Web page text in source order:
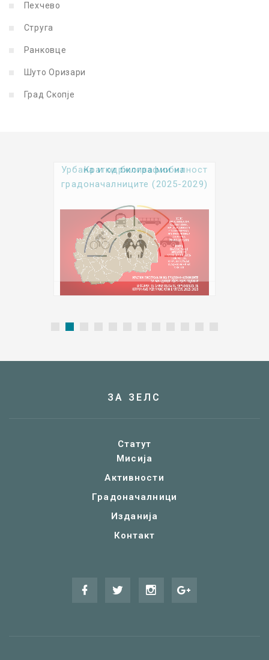
Пехчево
Струга
Ранковце
Шуто Оризари
Град Скопје
Урбана и одржлива мобилност
Kратки биографии на
градоначалниците (2025-2029)
ЗА ЗЕЛС
Статут
Мисија
Активности
Градоначалници
Изданија
Контакт